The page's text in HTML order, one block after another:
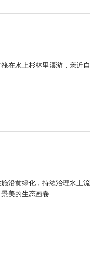
在水上杉林里漂游，亲近自
沿黄绿化，持续治理水土流
美的生态画卷